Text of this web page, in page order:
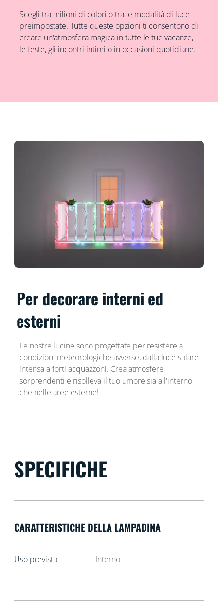
Scegli tra milioni di colori o tra le modalità di luce
preimpostate. Tutte queste opzioni ti consentono di
creare un'atmosfera magica in tutte le tue vacanze,
le feste, gli incontri intimi o in occasioni quotidiane.
Per decorare interni ed
esterni
Le nostre lucine sono progettate per resistere a
condizioni meteorologiche avverse, dalla luce solare
intensa a forti acquazzoni. Crea atmosfere
sorprendenti e risolleva il tuo umore sia all'interno
che nelle aree esterne!
SPECIFICHE
CARATTERISTICHE DELLA LAMPADINA
Uso previsto Interno